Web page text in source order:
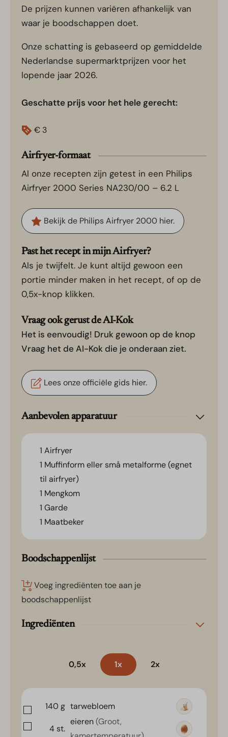
De prijzen kunnen variëren afhankelijk van
waar je boodschappen doet.
Onze schatting is gebaseerd op gemiddelde
Nederlandse supermarktprijzen voor het
lopende jaar 2026.
Geschatte prijs voor het hele gerecht:
€ 3
Airfryer-formaat
Al onze recepten zijn getest in een Philips
Airfryer 2000 Series NA230/00 – 6.2 L
Bekijk de Philips Airfryer 2000 hier.
Past het recept in mijn Airfryer?
Als je twijfelt. Je kunt altijd gewoon een
portie minder maken in het recept, of op de
0,5x-knop klikken.
Vraag ook gerust de AI-Kok
Het is eenvoudig! Druk gewoon op de knop
Vraag het de AI-Kok die je onderaan ziet.
Lees onze officiële gids hier.
Aanbevolen apparatuur
1 Airfryer
1 Muffinform eller små metalforme (egnet
til airfryer)
1 Mengkom
1 Garde
1 Maatbeker
Boodschappenlijst
Voeg ingrediënten toe aan je
boodschappenlijst
Ingrediënten
0,5x 1x 2x
140g tarwebloem
4 st.
eieren(Groot,